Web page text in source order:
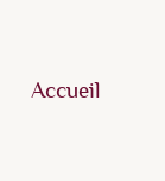
Accueil